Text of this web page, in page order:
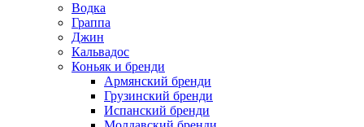
Водка
Граппа
Джин
Кальвадос
Коньяк и бренди
Армянский бренди
Грузинский бренди
Испанский бренди